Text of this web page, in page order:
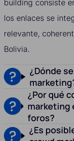
building consiste
los enlaces se
relevante,
Bolivia.
¿Dónde
¿Por qué
marketing
foros?
¿Es